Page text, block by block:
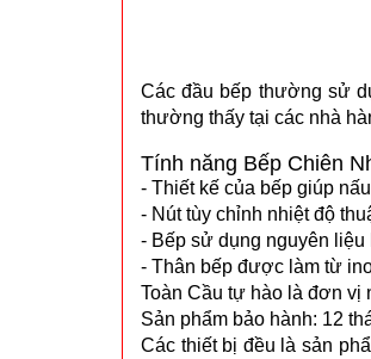
Các đầu bếp thường sử
thường thấy tại các nhà
Tính năng Bếp Chiên
- Thiết kế của bếp giúp
- Nút tùy chỉnh nhiệt độ
- Bếp sử dụng nguyên
- Thân bếp được làm từ
Toàn Cầu tự hào là đơn vị
Sản phẩm bảo hành: 12
Các thiết bị đều là sản